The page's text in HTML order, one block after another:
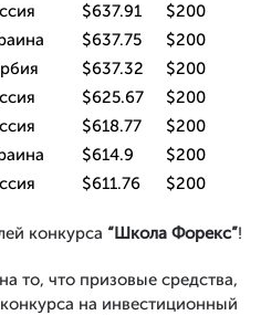
$637.91
$200
$637.75
$200
$637.32
$200
$625.67
$200
$618.77
$200
$614.9
$200
$611.76 $200
конкурса “Школа Форекс”!
то, что призовые средства,
на инвестиционный